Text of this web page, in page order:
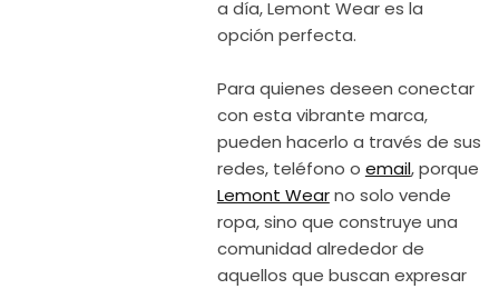
a día, Lemont Wear es la
opción perfecta.
Para quienes deseen conectar
con esta vibrante marca,
pueden hacerlo a través de sus
redes, teléfono o email, porque
Lemont Wearno solo vende
ropa, sino que construye una
comunidad alrededor de
aquellos que buscan expresar